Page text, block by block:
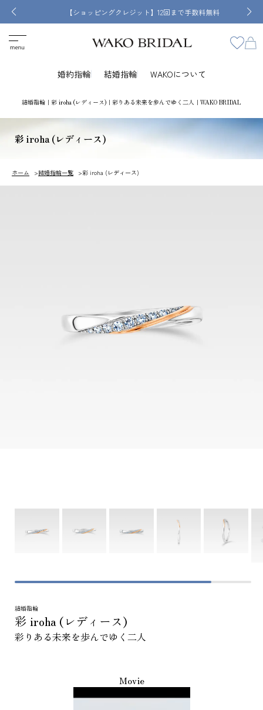
【ショッピングクレジット】12回まで手数料無料
婚約指輪 結婚指輪 WAKOについて
結婚指輪｜彩 iroha (レディース)｜彩りある未来を歩んでゆく二人｜WAKO BRIDAL
彩 iroha (レディース)
ホーム 結婚指輪一覧 彩 iroha (レディース)
結婚指輪
彩 iroha (レディース)
彩りある未来を歩んでゆく二人
Movie